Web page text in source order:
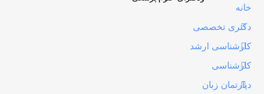
خانه
دکتری تخصصی
کارشناسی ارشد
کارشناسی
دپارتمان زبان